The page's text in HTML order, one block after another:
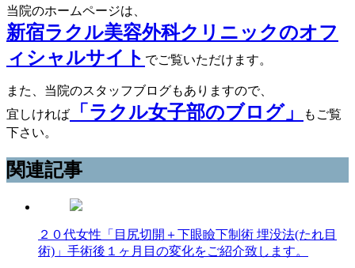
当院のホームページは、
新宿ラクル美容外科クリニックのオフ
ィシャルサイト でご覧いただけます。
また、当院のスタッフブログもありますので、
宜しければ
「ラクル女子部のブログ」
もご覧
下さい。
関連記事
２０代女性「目尻切開＋下眼瞼下制術 埋没法(たれ目
術)」手術後１ヶ月目の変化をご紹介致します。